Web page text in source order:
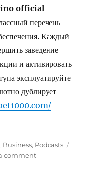
official
перечень
Каждый
заведение
и активировать
эксплуатируйте
дублирует
Podcasts
comment